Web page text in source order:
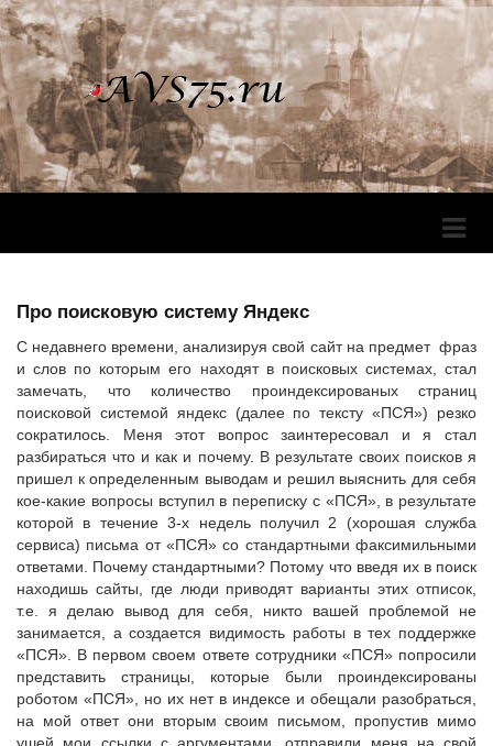
Про поисковую систему Яндекс
С недавнего времени, анализируя свой сайт на предмет фраз
и слов по которым его находят в поисковых системах, стал
замечать, что количество проиндексированых страниц
поисковой системой яндекс (далее по тексту «ПСЯ») резко
сократилось. Меня этот вопрос заинтересовал и я стал
разбираться что и как и почему. В результате своих поисков я
пришел к определенным выводам и решил выяснить для себя
кое-какие вопросы вступил в переписку с «ПСЯ», в результате
которой в течение 3-х недель получил 2 (хорошая служба
сервиса) письма от «ПСЯ» со стандартными факсимильными
ответами. Почему стандартными? Потому что введя их в поиск
находишь сайты, где люди приводят варианты этих отписок,
т.е. я делаю вывод для себя, никто вашей проблемой не
занимается, а создается видимость работы в тех поддержке
«ПСЯ». В первом своем ответе сотрудники «ПСЯ» попросили
представить страницы, которые были проиндексированы
роботом «ПСЯ», но их нет в индексе и обещали разобраться,
на мой ответ они вторым своим письмом, пропустив мимо